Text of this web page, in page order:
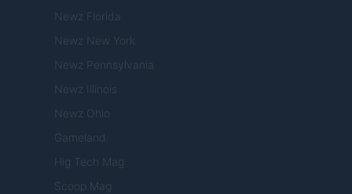
Newz Florida
Newz New York
Newz Pennsylvania
Newz Illinois
Newz Ohio
Gameland
Hig Tech Mag
Scoop Mag